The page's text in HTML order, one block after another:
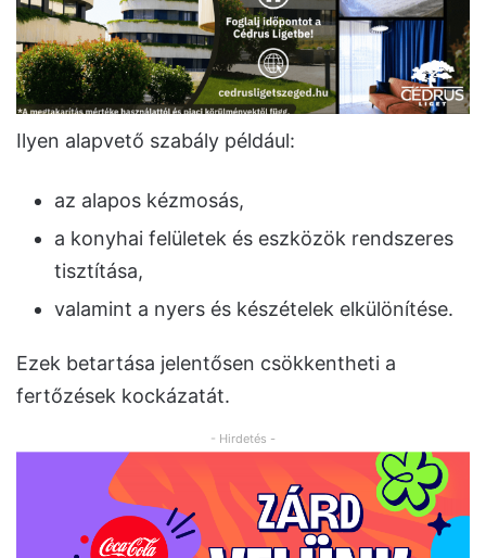
Ilyen alapvető szabály például:
az alapos kézmosás,
a konyhai felületek és eszközök rendszeres
tisztítása,
valamint a nyers és készételek elkülönítése.
Ezek betartása jelentősen csökkentheti a
fertőzések kockázatát.
- Hirdetés -